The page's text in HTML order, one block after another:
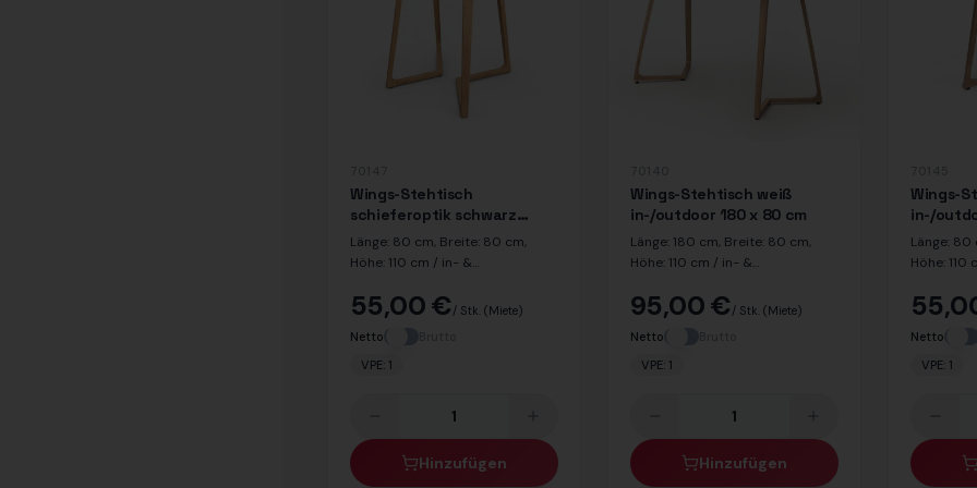
Wings-Stehtisch
schieferoptik schwarz
in-/outdoor 80 x 80 cm
Länge: 80 cm, Breite: 80 cm,
Höhe: 110 cm / in- &
schwarz / Dekor Beine: Eiche
55,00 € / Stk. (Miete)
Netto
VPE: 1
Hinzufügen
Wings-Stehtisch weiß
in-/outdoor 180 x 80 cm
Länge: 180 cm, Breite: 80 cm,
Höhe: 110 cm / in- &
Weiß / Dekor Beine: Eiche
95,00 € / Stk. (Miete)
Netto
VPE: 1
Hinzufügen
Wings-
in-/
Länge: 80
Höhe: 110
weiß /
Netto
VPE: 1